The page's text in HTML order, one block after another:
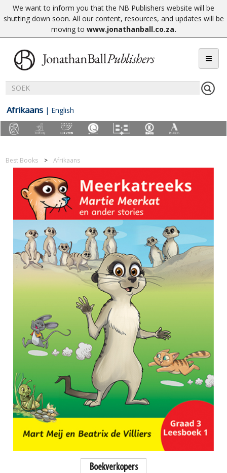
We want to inform you that the NB Publishers website will be
shutting down soon. All our content, resources, and updates will be
moving to www.jonathanball.co.za.
Afrikaans | English
Best Books Afrikaans
Boekverkopers